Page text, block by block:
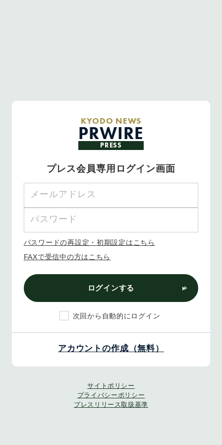
KYODO NEWS
PRWIRE
PRESS
プレス会員専用ログイン画面
パスワードの再設定・初期設定はこちら
FAXで受信中の方はこちら
ログインする
次回から自動的にログイン
アカウントの作成（無料）
サイトポリシー
プライバシーポリシー
プレスリリース取扱基準